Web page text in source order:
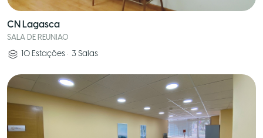
CN Lagasca
SALA DE REUNIAO
10 Estações • 3 Salas